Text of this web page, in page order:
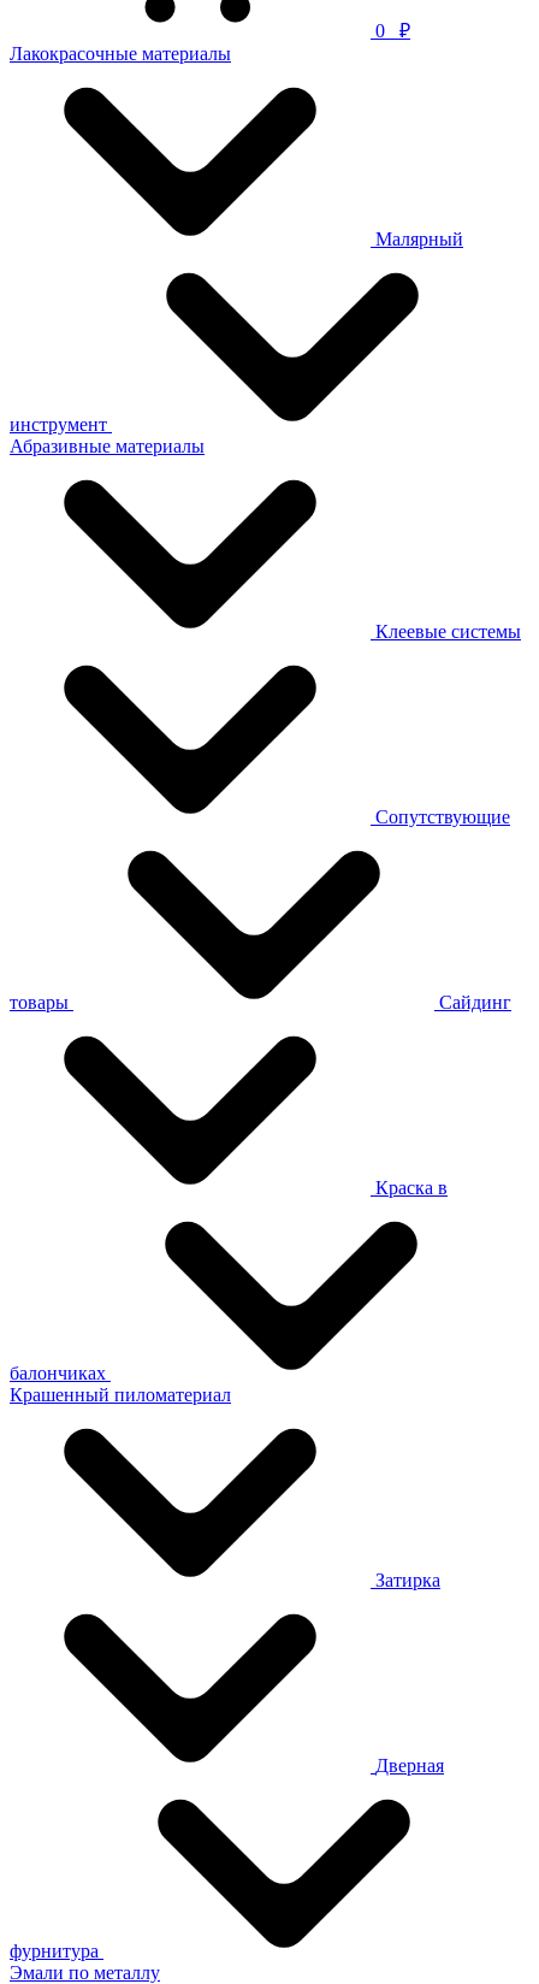
0
₽
Лакокрасочные материалы
Малярный
инструмент
Абразивные материалы
Клеевые системы
Сопутствующие
товары Сайдинг
Краска в
балончиках
Крашенный пиломатериал
Затирка
Дверная
фурнитура
Эмали по металлу